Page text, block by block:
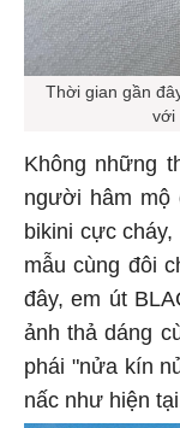
Thời gian gần
với
Không những
người hâm mộ
bikini cực
mẫu cùng đôi
đây, em út
ảnh thả dáng
phái "nửa kín
nấc như hiện